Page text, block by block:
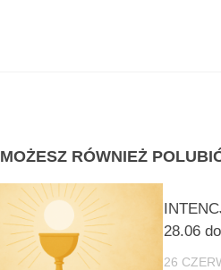
MOŻESZ RÓWNIEŻ
28.06
26